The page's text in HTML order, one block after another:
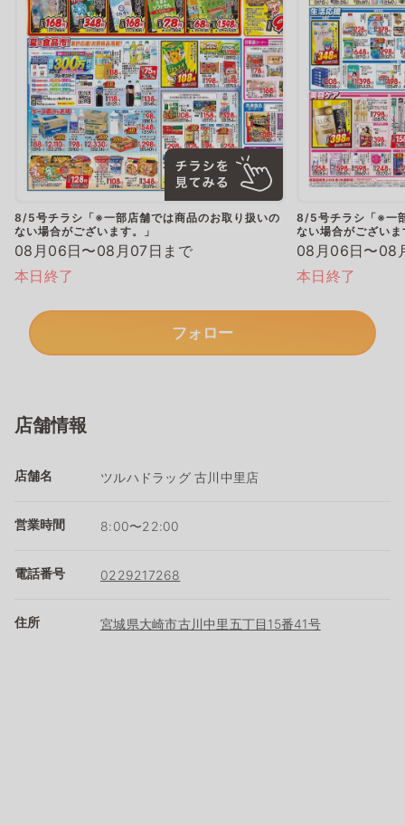
8/5号チラシ「※一部店舗では商品のお取り扱いの
ない場合がございます。」
08月06日〜08月07日まで
本日終了
8/5号チラシ「※一
ない場合がございま
08月06日〜08
本日終了
フォロー
店舗情報
店舗名 ツルハドラッグ 古川中里店
営業時間 8:00〜22:00
電話番号 0229217268
住所 宮城県大崎市古川中里五丁目15番41号